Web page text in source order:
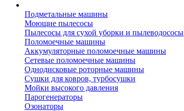
Подметальные машины
Моющие пылесосы
Пылесосы для сухой уборки и пылеводососы
Поломоечные машины
Аккумуляторные поломоечные машины
Сетевые поломоечные машины
Однодисковые роторные машины
Сушки для ковров, турбосушки
Мойки высокого давления
Парогенераторы
Озонаторы